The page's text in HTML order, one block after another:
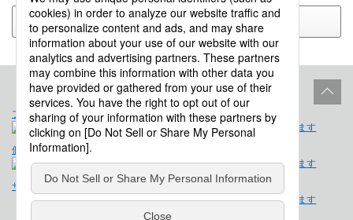
戻る
プロダクトライフサイクル サイトポリシー
個人情報保護法に基づく公表事項
サイトマップ